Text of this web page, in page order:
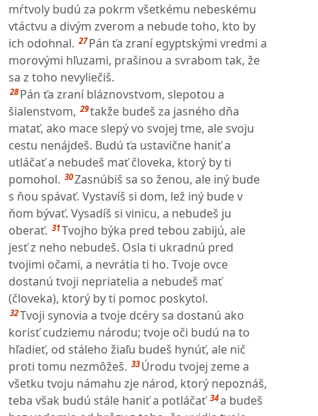
mŕtvoly budú za pokrm všetkému nebeskému
vtáctvu a divým zverom a nebude toho, kto by
ich odohnal. 27 Pán ťa zraní egyptskými vredmi a
morovými hľuzami, prašinou a svrabom tak, že
sa z toho nevyliečiš.
28 Pán ťa zraní bláznovstvom, slepotou a
šialenstvom, 29takže budeš za jasného dňa
matať, ako mace slepý vo svojej tme, ale svoju
cestu nenájdeš. Budú ťa ustavične haniť a
utláčať a nebudeš mať človeka, ktorý by ti
pomohol. 30Zasnúbiš sa so ženou, ale iný bude
s ňou spávať. Vystavíš si dom, lež iný bude v
ňom bývať. Vysadíš si vinicu, a nebudeš ju
oberať. 31Tvojho býka pred tebou zabijú, ale
jesť z neho nebudeš. Osla ti ukradnú pred
tvojimi očami, a nevrátia ti ho. Tvoje ovce
dostanú tvoji nepriatelia a nebudeš mať
(človeka), ktorý by ti pomoc poskytol.
32Tvoji synovia a tvoje dcéry sa dostanú ako
korisť cudziemu národu; tvoje oči budú na to
hľadieť, od stáleho žiaľu budeš hynúť, ale nič
proti tomu nezmôžeš. 33 Úrodu tvojej zeme a
všetku tvoju námahu zje národ, ktorý nepoznáš,
teba však budú stále haniť a potláčať 34a budeš